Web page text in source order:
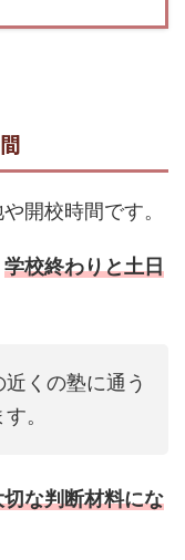
開校時間です。
学校終わりと土日
くの塾に通う
。
な判断材料にな